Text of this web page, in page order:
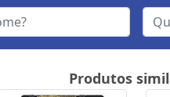
Produtos